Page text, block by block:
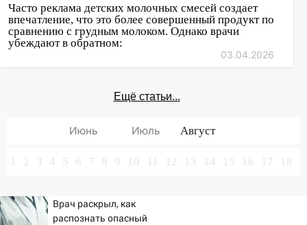
Часто реклама детских молочных смесей создает
впечатление, что это более совершенный продукт по
сравнению с грудным молоком. Однако врачи
убеждают в обратном:
03.04.2026
Ещё статьи...
Июнь Июль Август
1 2 3 4 5 6 7 8 9 10 11 12 13 14 15 16 17 18
Врач раскрыл, как
распознать опасный